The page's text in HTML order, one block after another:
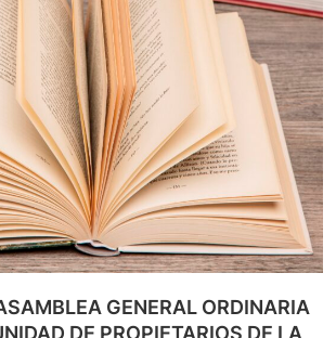
GENERAL ORDINARIA
DE PROPIETARIOS DE LA